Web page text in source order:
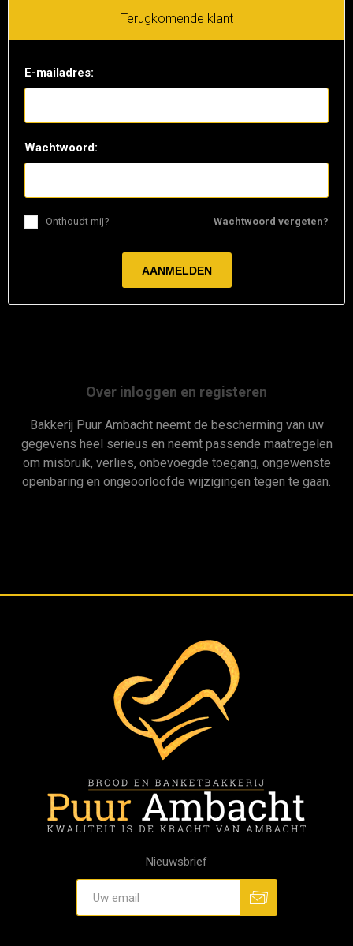
Terugkomende klant
E-mailadres:
Wachtwoord:
Wachtwoord vergeten?
Onthoudt mij?
Over inloggen en registeren
Bakkerij Puur Ambacht neemt de bescherming van uw
gegevens heel serieus en neemt passende maatregelen
om misbruik, verlies, onbevoegde toegang, ongewenste
openbaring en ongeoorloofde wijzigingen tegen te gaan.
Nieuwsbrief